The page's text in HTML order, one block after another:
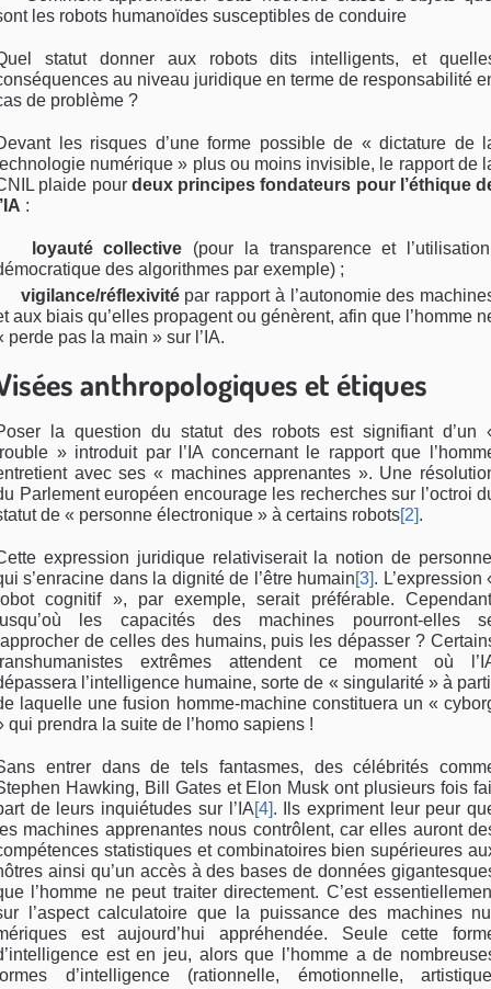
les robots humanoïdes suscep­tibles de conduire
statut donner aux robots dits intelligents, et
au niveau juridique en terme de responsabilité
de problème ?
les risques d’une forme possible de « dicta­ture de
numérique » plus ou moins in­visible, le rapport de
plaide pour deux prin­cipes fondateurs pour l’éthique
:
loyauté collective (pour la transparence et l’utili­sation
des algorithmes par exemple) ;
vigilance/réflexivitépar rapport à l’autono­mie des
aux biais qu’elles propagent ou génèrent, afin que l’homme
perde pas la main » sur l’IA.
anthropologiques et étiques
la question du statut des robots est signifiant d’un
» introduit par l’IA concernant le rap­port que
avec ses « machines apprenantes ». Une
Parlement euro­péen encourage les recherches sur l’octroi
de « personne électronique » à certains robots [2] .
expression juridique relativiserait la notion de
s’enracine dans la dignité de l’être hu­main [3] . L’expression
cognitif », par exemple, serait préférable.
les capacités des machines pourront-elles
de celles des humains, puis les dépasser ?
extrêmes attendent ce moment où
l’intelligence humaine, sorte de « singu­larité » à
laquelle une fusion homme-ma­chine constituera un «
qui prendra la suite de l’homo sapiens !
entrer dans de tels fantasmes, des célébrités
Hawking, Bill Gates et Elon Musk ont plusieurs fois
de leurs inquiétudes sur l’IA[4] . Ils expriment leur peur
machines ap­prenantes nous contrôlent, car elles auront
statistiques et combinatoires bien su­périeures
ainsi qu’un accès à des bases de données
l’homme ne peut traiter directement. C’est
l’as­pect calculatoire que la puissance des machines
est aujourd’hui appréhendée. Seule cette
est en jeu, alors que l’homme a de
d’intelligence (rationnelle, émotionnelle,